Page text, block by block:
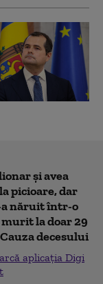
și avea
picioare, dar
năruit într-o
murit la doar 29
decesului
aplicația Digi